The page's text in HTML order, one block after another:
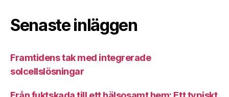
Senaste inläggen
Framtidens tak med integrerade
solcellslösningar